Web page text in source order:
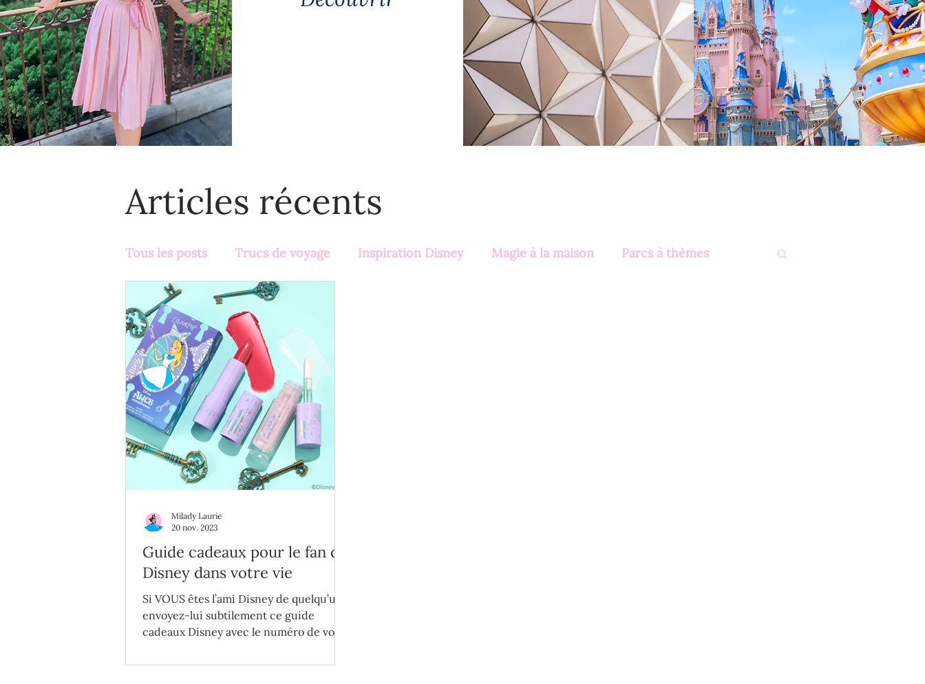
Articles récents
Tous les posts Trucs de voyage Inspiration Disney Magie à la maison Parcs à thèmes
Activités en famille
Guide cadeaux pour le fan de
Disney dans votre vie
Si VOUS êtes l’ami Disney de quelqu’un,
envoyez-lui subtilement ce guide
cadeaux Disney avec le numéro de votre
Milady Laurie
20 nov. 2023